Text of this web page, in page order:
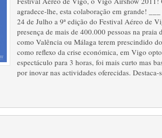
agradece-lhe, esta colaboração em grande!
24 de Julho a 9ª edição do Festival Aéreo de
presença de mais de 400.000 pessoas na praia
como Valência ou Málaga terem prescindido
como reflexo da crise económica, em Vigo
espectáculo para 3 horas, foi mais curto mas
por inovar nas actividades oferecidas.